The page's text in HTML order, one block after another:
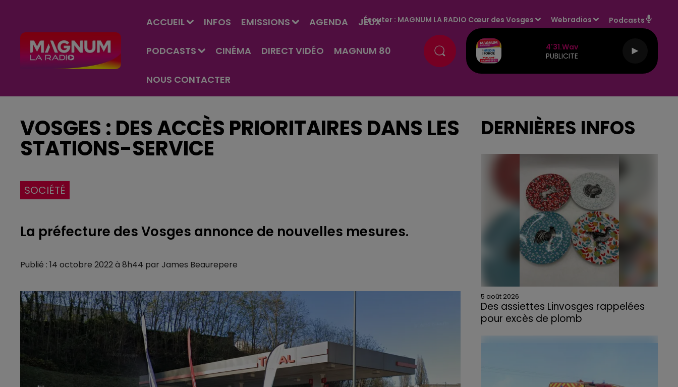
ACCUEIL INFOS EMISSIONS AGENDA JEUX
PODCASTS CINÉMA DIRECT VIDÉO MAGNUM 80
NOUS CONTACTER
Écouter : MAGNUM LA RADIO Cœur des Vosges Webradios Podcasts
4'31.wav
PUBLICITE
VOSGES : DES ACCÈS PRIORITAIRES DANS LES
STATIONS-SERVICE
SOCIÉTÉ
La préfecture des Vosges annonce de nouvelles mesures.
Publié : 14 octobre 2022 à 8h44 par James Beaurepere
DERNIÈRES INFOS
5 août 2026
Des assiettes Linvosges rappelées
pour excès de plomb